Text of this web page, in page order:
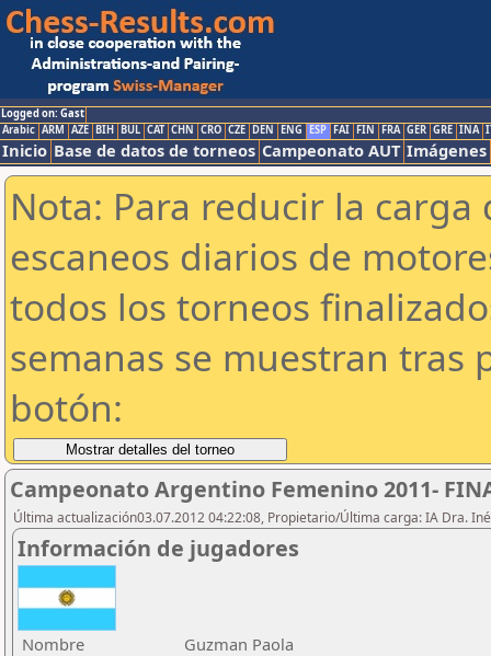
Logged on: Gast
Arabic ARM AZE BIH BUL CAT CHN CRO CZE DEN ENG ESP FAI FIN FRA GER GRE INA
Inicio Base de datos de torneos Campeonato AUT Imágenes
Nota: Para reducir la
escaneos diarios de
todos los torneos
semanas se muestran tras
botón:
Campeonato Argentino Femenino 2011-
Última actualización03.07.2012 04:22:08, Propietario/Última carga: IA Dra.
Información de jugadores
Nombre
Guzman Paola